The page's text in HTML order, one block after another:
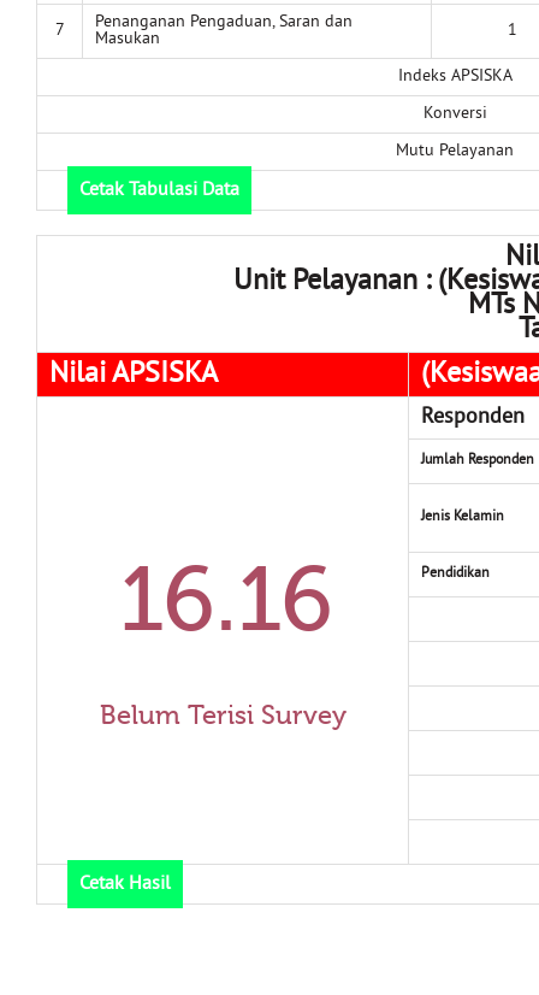
7
Penanganan Pengaduan, Saran dan
Masukan
1
Indeks APSISKA
Konversi
Mutu Pelayanan
Cetak Tabulasi Data
Unit Pelayanan :
MTs
Nilai APSISKA
16.16
Belum Terisi Survey
Responden
Jumlah Responden
Jenis Kelamin
Pendidikan
Cetak Hasil